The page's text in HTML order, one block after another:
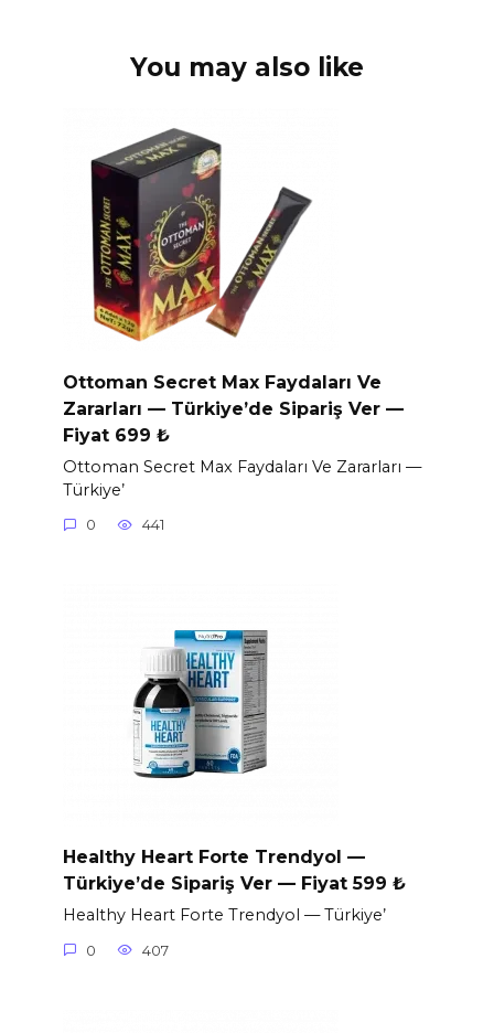
You may also like
Ottoman Secret Max Faydaları Ve
Zararları — Türkiye’de Sipariş Ver —
Fiyat 699 ₺
Ottoman Secret Max Faydaları Ve Zararları —
Türkiye’
0 441
Healthy Heart Forte Trendyol —
Türkiye’de Sipariş Ver — Fiyat 599 ₺
Healthy Heart Forte Trendyol — Türkiye’
0 407